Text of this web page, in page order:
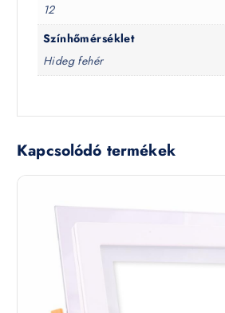
12
Színhőmérséklet
Hideg fehér
Kapcsolódó termékek